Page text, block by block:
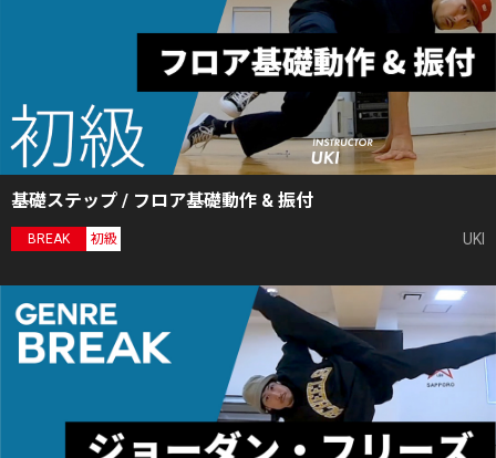
基礎ステップ / フロア基礎動作 & 振付
BREAK 初級 UKI